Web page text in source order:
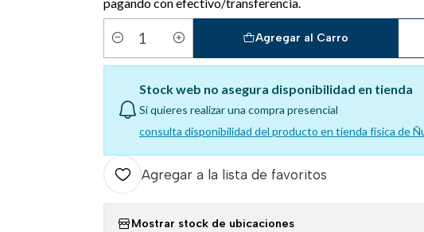
Cantidad
Agregar al Carro
Stock web no asegura disponibilidad en tienda
Si quieres realizar una compra presencial
consulta disponibilidad del producto en tienda física de
Agregar a la lista de favoritos
Mostrar stock de ubicaciones